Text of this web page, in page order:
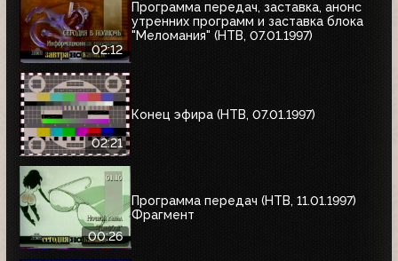
02:12
Программа передач, заставка, анонс
утренних программ и заставка блока
"Меломания" (НТВ, 07.01.1997)
02:21
Конец эфира (НТВ, 07.01.1997)
00:26
Программа передач (НТВ, 11.01.1997)
Фрагмент